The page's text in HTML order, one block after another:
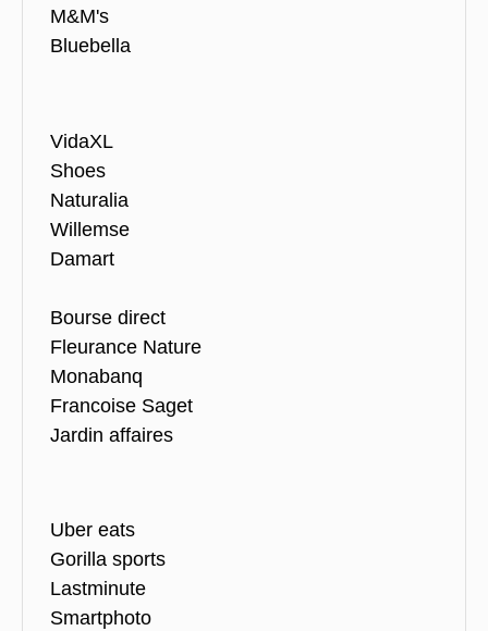
M&M's
Bluebella
VidaXL
Shoes
Naturalia
Willemse
Damart
Bourse direct
Fleurance Nature
Monabanq
Francoise Saget
Jardin affaires
Uber eats
Gorilla sports
Lastminute
Smartphoto